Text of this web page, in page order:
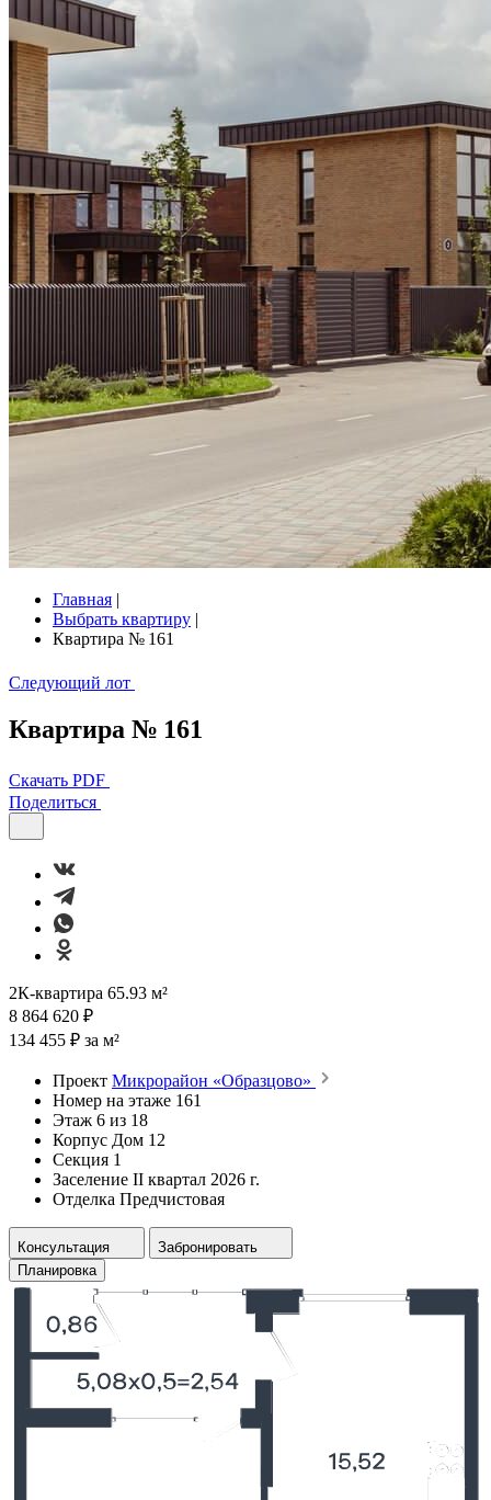
Главная |
Выбрать квартиру |
Квартира № 161
Следующий лот
Квартира № 161
Скачать PDF
Поделиться
2К-квартира 65.93 м²
8 864 620 ₽
134 455 ₽ за м²
Проект Микрорайон «Образцово»
Номер на этаже 161
Этаж 6 из 18
Корпус Дом 12
Секция 1
Заселение II квартал 2026 г.
Отделка Предчистовая
Консультация
Забронировать
Планировка